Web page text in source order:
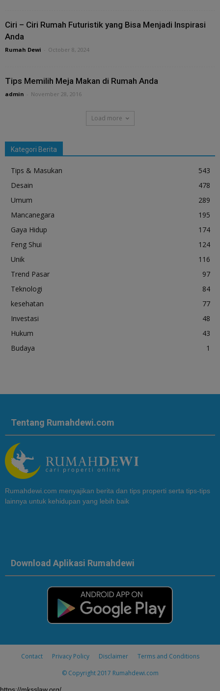
Ciri – Ciri Rumah Futuristik yang Bisa Menjadi Inspirasi
Anda
Rumah Dewi October 8, 2024
Tips Memilih Meja Makan di Rumah Anda
admin November 28, 2016
Load more
Kategori Berita
Tips & Masukan
543
Desain
478
Umum
289
Mancanegara
195
Gaya Hidup
174
Feng Shui
124
Unik
116
Trend Pasar
97
Teknologi
84
kesehatan
77
Investasi
48
Hukum
43
Budaya
1
Tentang Rumahdewi.com
Rumahdewi.com menyajikan berita dan tips properti serta tips-tips
lainnya untuk kehidupan yang lebih baik
Download Aplikasi Rumahdewi
Contact Privacy Policy Disclaimer
Terms and Conditions
© Copyright 2017 Rumahdewi.com